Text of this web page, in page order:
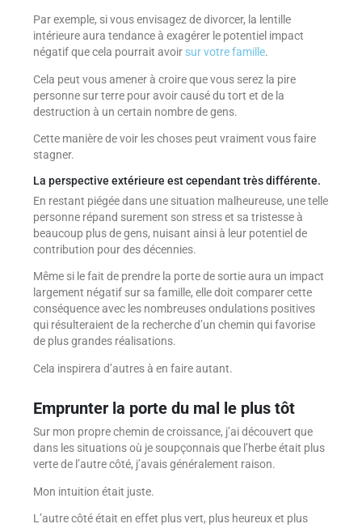
Par exemple, si vous envisagez de divorcer, la lentille
intérieure aura tendance à exagérer le potentiel impact
négatif que cela pourrait avoir sur votre famille.
Cela peut vous amener à croire que vous serez la pire
personne sur terre pour avoir causé du tort et de la
destruction à un certain nombre de gens.
Cette manière de voir les choses peut vraiment vous faire
stagner.
La perspective extérieure est cependant très différente.
En restant piégée dans une situation malheureuse, une telle
personne répand surement son stress et sa tristesse à
beaucoup plus de gens, nuisant ainsi à leur potentiel de
contribution pour des décennies.
Même si le fait de prendre la porte de sortie aura un impact
largement négatif sur sa famille, elle doit comparer cette
conséquence avec les nombreuses ondulations positives
qui résulteraient de la recherche d’un chemin qui favorise
de plus grandes réalisations.
Cela inspirera d’autres à en faire autant.
Emprunter la porte du mal le plus tôt
Sur mon propre chemin de croissance, j’ai découvert que
dans les situations où je soupçonnais que l’herbe était plus
verte de l’autre côté, j’avais généralement raison.
Mon intuition était juste.
L’autre côté était en effet plus vert, plus heureux et plus